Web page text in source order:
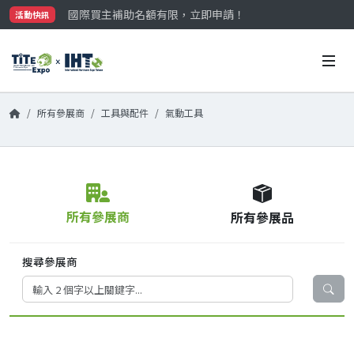
活動快訊
國際買主補助名額有限，立即申請！
參觀門票開放申請中‼️
國際買主補助名額有限，立即申請！
所有參展商 工具與配件 氣動工具
所有參展商 所有參展品
搜尋參展商